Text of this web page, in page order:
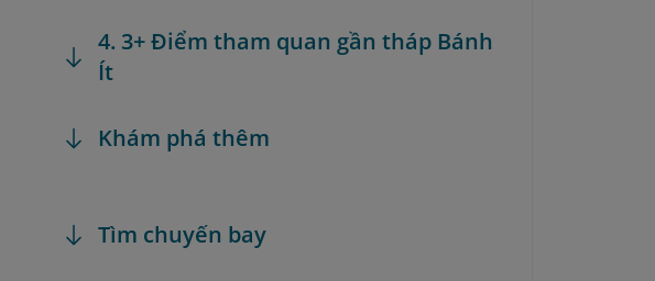
4. 3+ Điểm tham quan gần tháp Bánh
Ít
Khám phá thêm
Tìm chuyến bay